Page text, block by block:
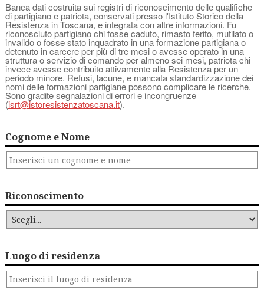
Banca dati costruita sui registri di riconoscimento delle qualifiche
di partigiano e patriota, conservati presso l'Istituto Storico della
Resistenza in Toscana, e integrata con altre informazioni. Fu
riconosciuto partigiano chi fosse caduto, rimasto ferito, mutilato o
invalido o fosse stato inquadrato in una formazione partigiana o
detenuto in carcere per più di tre mesi o avesse operato in una
struttura o servizio di comando per almeno sei mesi, patriota chi
invece avesse contribuito attivamente alla Resistenza per un
periodo minore. Refusi, lacune, e mancata standardizzazione dei
nomi delle formazioni partigiane possono complicare le ricerche.
Sono gradite segnalazioni di errori e incongruenze
(isrt@istoresistenzatoscana.it).
Cognome e Nome
Riconoscimento
Luogo di residenza